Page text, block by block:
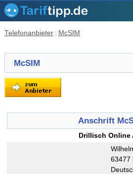
Telefonanbieter : McSIM
McSIM
Anschrift
Drillisch Online
63477